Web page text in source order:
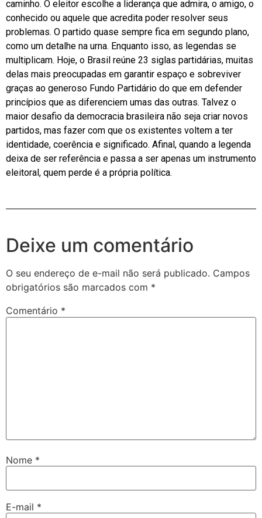
caminho. O eleitor escolhe a liderança que admira, o amigo, o
conhecido ou aquele que acredita poder resolver seus
problemas. O partido quase sempre fica em segundo plano,
como um detalhe na urna. Enquanto isso, as legendas se
multiplicam. Hoje, o Brasil reúne 23 siglas partidárias, muitas
delas mais preocupadas em garantir espaço e sobreviver
graças ao generoso Fundo Partidário do que em defender
princípios que as diferenciem umas das outras. Talvez o
maior desafio da democracia brasileira não seja criar novos
partidos, mas fazer com que os existentes voltem a ter
identidade, coerência e significado. Afinal, quando a legenda
deixa de ser referência e passa a ser apenas um instrumento
eleitoral, quem perde é a própria política.
Deixe um comentário
O seu endereço de e-mail não será publicado. Campos
obrigatórios são marcados com *
Comentário *
Nome *
E-mail *